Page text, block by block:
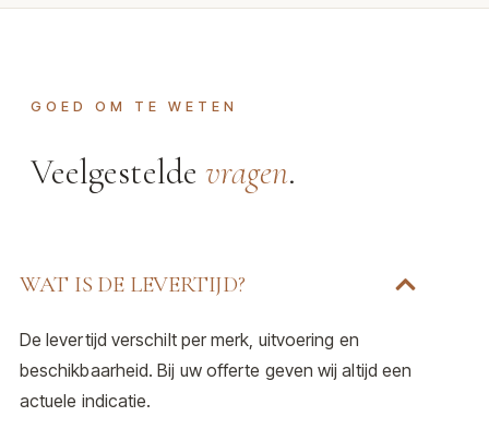
GOED OM TE WETEN
Veelgestelde vragen.
WAT IS DE LEVERTIJD?
De levertijd verschilt per merk, uitvoering en
beschikbaarheid. Bij uw offerte geven wij altijd een
actuele indicatie.